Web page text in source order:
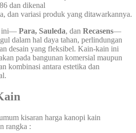
dan dikenal
dan variasi produk yang ditawarkannya.
ini— Para, Sauleda, dan Recasens—
dalam hal daya tahan, perlindungan
desain yang fleksibel. Kain-kain ini
pada bangunan komersial maupun
kombinasi antara estetika dan
kisaran harga kanopi kain
rangka :